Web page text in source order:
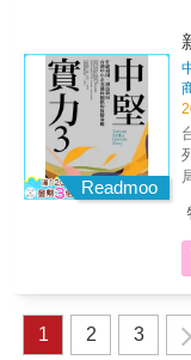
千元
這
劃
您
業
Readmoo
列
1 2 3